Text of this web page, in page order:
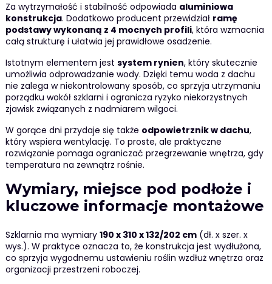
Za wytrzymałość i stabilność odpowiada aluminiowa
konstrukcja. Dodatkowo producent przewidział ramę
podstawy wykonaną z 4 mocnych profili, która wzmacnia
całą strukturę i ułatwia jej prawidłowe osadzenie.
Istotnym elementem jest system rynien, który skutecznie
umożliwia odprowadzanie wody. Dzięki temu woda z dachu
nie zalega w niekontrolowany sposób, co sprzyja utrzymaniu
porządku wokół szklarni i ogranicza ryzyko niekorzystnych
zjawisk związanych z nadmiarem wilgoci.
W gorące dni przydaje się także odpowietrznik w dachu,
który wspiera wentylację. To proste, ale praktyczne
rozwiązanie pomaga ograniczać przegrzewanie wnętrza, gdy
temperatura na zewnątrz rośnie.
Wymiary, miejsce pod podłoże i
kluczowe informacje montażowe
Szklarnia ma wymiary 190 x 310 x 132/202 cm(dł. x szer. x
wys.). W praktyce oznacza to, że konstrukcja jest wydłużona,
co sprzyja wygodnemu ustawieniu roślin wzdłuż wnętrza oraz
organizacji przestrzeni roboczej.